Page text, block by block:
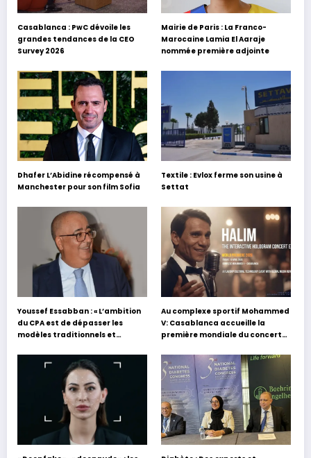
Casablanca : PwC dévoile les
grandes tendances de la CEO
Survey 2026
Mairie de Paris : La Franco-
Marocaine Lamia El Aaraje
nommée première adjointe
Dhafer L’Abidine récompensé à
Manchester pour son film Sofia
Textile : Evlox ferme son usine à
Settat
Youssef Essabban : « L’ambition
du CPA est de dépasser les
modèles traditionnels et
s’appuyant sur le partage des
expériences »
Au complexe sportif Mohammed
V: Casablanca accueille la
première mondiale du concert
Hafez